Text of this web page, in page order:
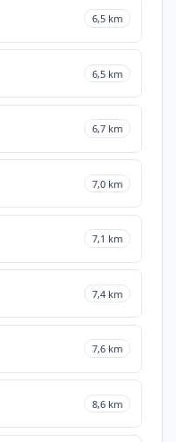
6,5 km
6,5 km
6,7 km
7,0 km
7,1 km
7,4 km
7,6 km
8,6 km